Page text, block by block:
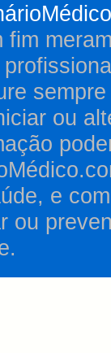
fim
ou
e
ou